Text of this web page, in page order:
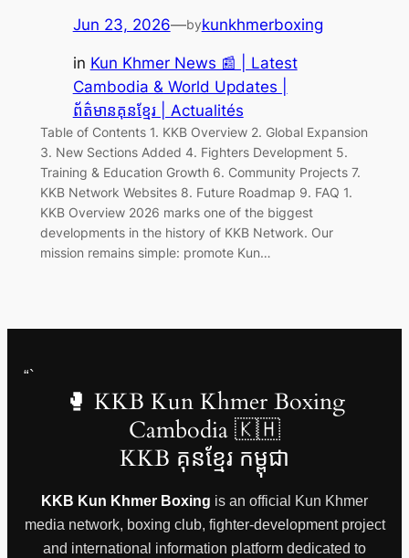
Jun 23, 2026—bykunkhmerboxing
in Kun Khmer News 📰 | Latest
Cambodia & World Updates |
ព័ត៌មានគុនខ្មែរ | Actualités
Table of Contents 1. KKB Overview 2. Global Expansion
3. New Sections Added 4. Fighters Development 5.
Training & Education Growth 6. Community Projects 7.
KKB Network Websites 8. Future Roadmap 9. FAQ 1.
KKB Overview 2026 marks one of the biggest
developments in the history of KKB Network. Our
mission remains simple: promote Kun…
“`
🥊 KKB Kun Khmer Boxing
Cambodia 🇰🇭
KKB គុនខ្មែរ កម្ពុជា
KKB Kun Khmer Boxing is an official Kun Khmer
media network, boxing club, fighter-development project
and international information platform dedicated to